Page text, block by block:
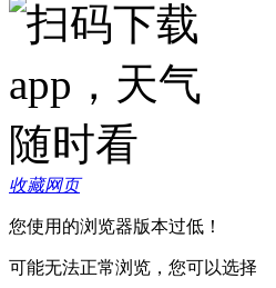
收藏网页
您使用的浏览器版本过低！
可能无法正常浏览，您可以选择